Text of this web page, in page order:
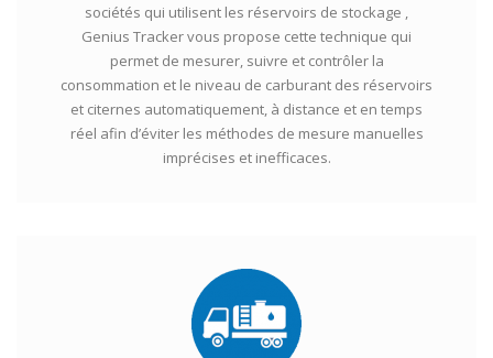
sociétés qui utilisent les réservoirs de stockage ,
Genius Tracker vous propose cette technique qui
permet de mesurer, suivre et contrôler la
consommation et le niveau de carburant des réservoirs
et citernes automatiquement, à distance et en temps
réel afin d’éviter les méthodes de mesure manuelles
imprécises et inefficaces.